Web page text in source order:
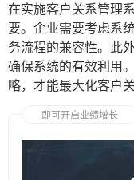
在实施客户关系管理
要。企业需要考虑系
务流程的兼容性。此
确保系统的有效利用
略，才能最大化客户
即可开启业绩增长